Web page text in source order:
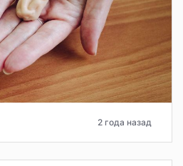
2 года назад